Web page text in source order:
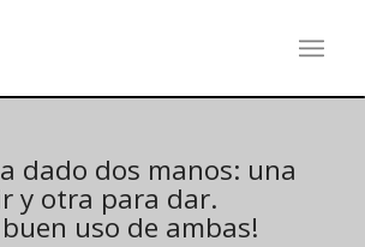
dado dos manos: una
y otra para dar.
buen uso de ambas!